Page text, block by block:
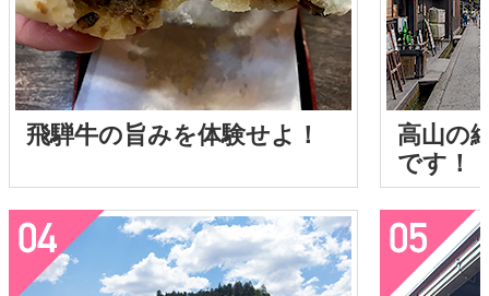
飛騨牛の旨みを体験せよ！
高山の
です！